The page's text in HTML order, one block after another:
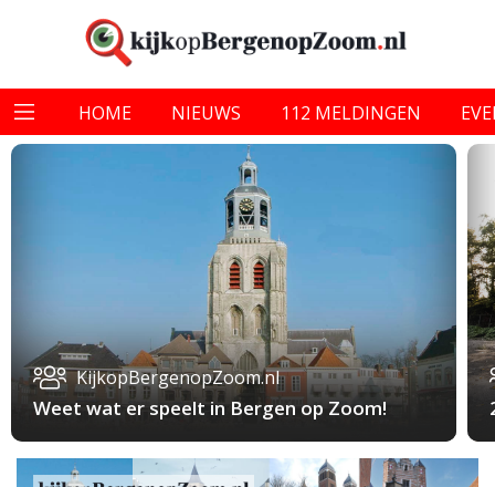
HOME NIEUWS 112 MELDINGEN
KijkopBergenopZoom.nl
Weet wat er speelt in Bergen op Zoom!